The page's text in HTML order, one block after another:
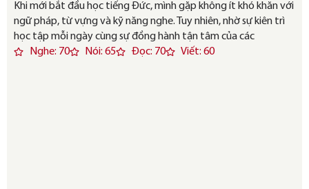
Khi mới bắt đầu học tiếng Đức, mình gặp không ít khó khăn với
ngữ pháp, từ vựng và kỹ năng nghe. Tuy nhiên, nhờ sự kiên trì
học tập mỗi ngày cùng sự đồng hành tận tâm của các
Nghe: 70
Nói: 65 Đọc: 70 Viết: 60